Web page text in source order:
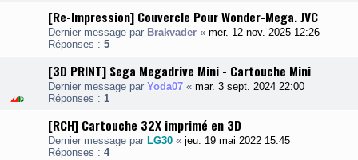
[Re-Impression] Couvercle Pour Wonder-Mega. JVC
Dernier message par Brakvader « mer. 12 nov. 2025 12:26
Réponses : 5
[3D PRINT] Sega Megadrive Mini - Cartouche Mini
Dernier message par Yoda07 « mar. 3 sept. 2024 22:00
Réponses : 1
[RCH] Cartouche 32X imprimé en 3D
Dernier message par LG30 « jeu. 19 mai 2022 15:45
Réponses : 4